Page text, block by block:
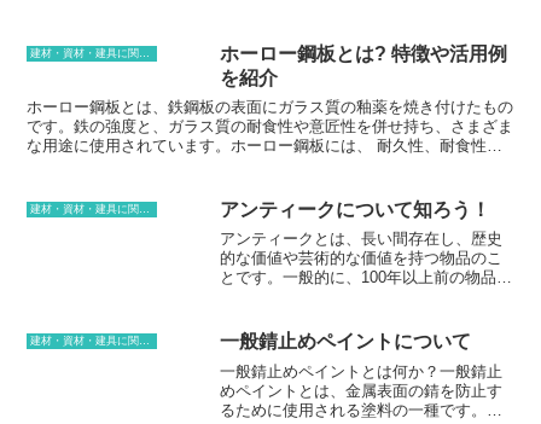
は、石灰岩であるため、硬度が低く、加工しやすいのが特徴です。
また、オニックスは、耐火性や耐熱性も高く、建物の外装や内装にも
は六角形、四角形、丸型など、さまざまな形状をしています。シャン
ク部は、頭部から先端までの部分で、ねじが切られているのが一般的
です。吊りボルトの役割は、重量物を天井や梁などから吊り下げて支
えることです。吊りボルトは、その名の通りボルトとして使用され、
ナットで締め付けて固定します。吊りボルトは、単独で使用されるこ
ともありますが、吊り金具や吊り下げ用器具と組み合わせることもあ
す。最も一般的なタイプで、六角レンチやスパナで締め付けます。・
四角ボルト頭部が四角形をした吊りボルトです。六角ボルトと同様
に、六角レンチやスパナで締め付けます。・丸ボルト頭部が丸い形の
吊りボルトです。六角ボルトや四角ボルトよりも小型で、狭い場所で
使用されることが多いです。・アイボルト頭部にアイが付いた吊りボ
げるための重要な部材です。適切な吊りボルトを選択し、正しく使用
することで、安全な吊り下げ作業を行うことができます。
ホーロー鋼板とは? 特徴や活用例
を紹介
ホーロー鋼板とは、鉄鋼板の表面にガラス質の釉薬を焼き付けたもの
です。鉄の強度と、ガラス質の耐食性や意匠性を併せ持ち、さまざま
な用途に使用されています。ホーロー鋼板には、 耐久性、耐食性、
や耐酸性、耐アルカリ性があるため、酸やアルカリにさらされる環境
でも使用できます。また、耐熱性にも優れており、高温環境でも変形
や劣化しにくいです。さらに、美しい色や意匠を施すことができるた
め、デザイン性の高い製品を作り出すことができます。ホーロー鋼板
は、衛生的であり、リサイクル性にも優れています。食品や医薬品な
アンティークについて知ろう！
アンティークとは、長い間存在し、歴史
的な価値や芸術的な価値を持つ物品のこ
とです。一般的に、100年以上前の物品を
ます。アンティークは、単に古いだけで
なく、その時代ならではのデザインや職
人技の美しさなど、現代では再現できな
い価値を持っています。アンティークに
は、家具、陶磁器、絵画、ジュエリー、
建材・資材・建具に関する用語 一般錆止めペイントについて
一般錆止めペイントとは何か？一般錆止
めペイントとは、金属表面の錆を防止す
るために使用される塗料の一種です。金